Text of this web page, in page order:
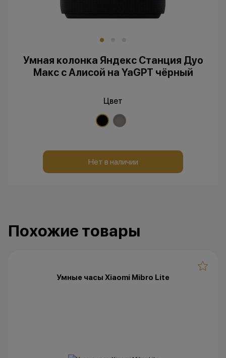
Умная колонка Яндекс Станция Дуо
Макс с Алисой на YaGPT чёрный
Цвет
Нет в наличии
Похожие товары
Умные часы Xiaomi Mibro Lite